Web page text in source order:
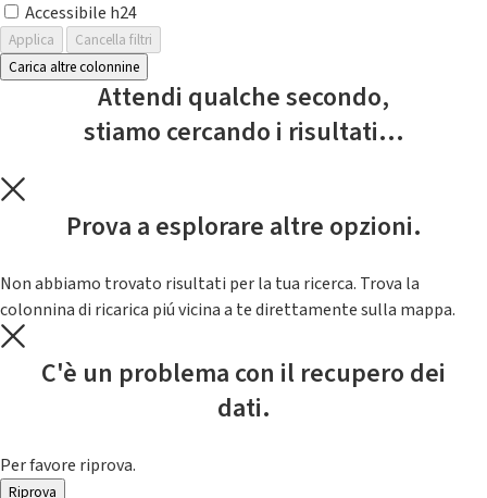
Accessibile h24
Applica
Cancella filtri
Carica altre colonnine
Attendi qualche secondo,
stiamo cercando i risultati...
Prova a esplorare altre opzioni.
Non abbiamo trovato risultati per la tua ricerca. Trova la
colonnina di ricarica piú vicina a te direttamente sulla mappa.
C'è un problema con il recupero dei
dati.
Per favore riprova.
Riprova